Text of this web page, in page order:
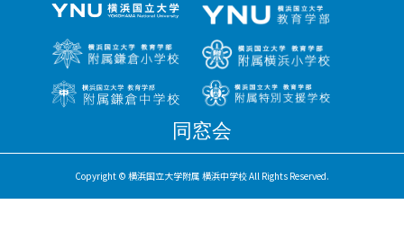
同窓会
Copyright © 横浜国立大学附属 横浜中学校 All Rights Reserved.